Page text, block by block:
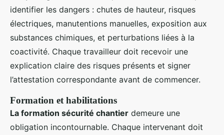
identifier les dangers : chutes de hauteur, risques
électriques, manutentions manuelles, exposition aux
substances chimiques, et perturbations liées à la
coactivité. Chaque travailleur doit recevoir une
explication claire des risques présents et signer
l’attestation correspondante avant de commencer.
Formation et habilitations
La formation sécurité chantier demeure une
obligation incontournable. Chaque intervenant doit